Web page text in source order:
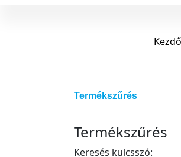
Termékszűrés
Termékszűrés
Keresés kulcsszó: